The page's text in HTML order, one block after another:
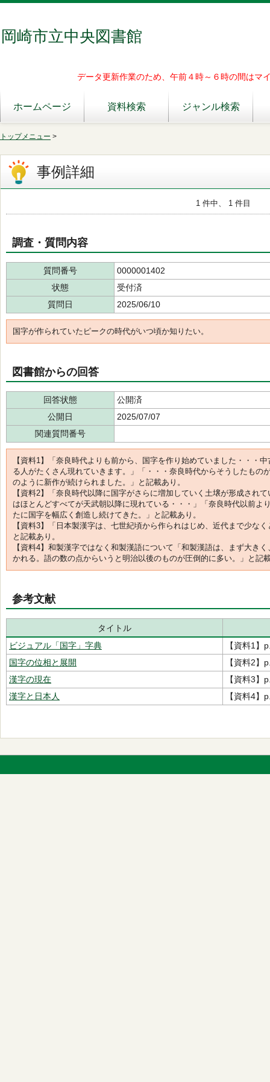
岡崎市立中央図書館
データ更新作業のため、午前４時～６時の間はマ
ホームページ 資料検索 ジャンル検索
トップメニュー >
事例詳細
1 件中、 1 件目
調査・質問内容
質問番号
0000001402
状態
受付済
質問日
2025/06/10
国字が作られていたピークの時代がいつ頃か知りたい。
図書館からの回答
回答状態
公開済
公開日
2025/07/07
関連質問番号
【資料1】「奈良時代よりも前から、国字を作り始めていました・・・
る人がたくさん現れていきます。」「・・・奈良時代からそうしたもの
のように新作が続けられました。」と記載あり。
【資料2】「奈良時代以降に国字がさらに増加していく土壌が形成され
はほとんどすべてが天武朝以降に現れている・・・」「奈良時代以前よ
たに国字を幅広く創造し続けてきた。」と記載あり。
【資料3】「日本製漢字は、七世紀頃から作られはじめ、近代まで少な
と記載あり。
【資料4】和製漢字ではなく和製漢語について「和製漢語は、まず大き
かれる。語の数の点からいうと明治以後のものが圧倒的に多い。」と記
参考文献
タイトル
ビジュアル「国字」字典
【資料1】
国字の位相と展開
【資料2】
漢字の現在
【資料3】
漢字と日本人
【資料4】